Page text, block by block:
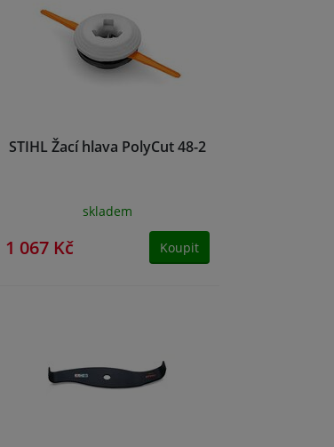
STIHL Žací hlava PolyCut 48-2
skladem
1 067 Kč Koupit